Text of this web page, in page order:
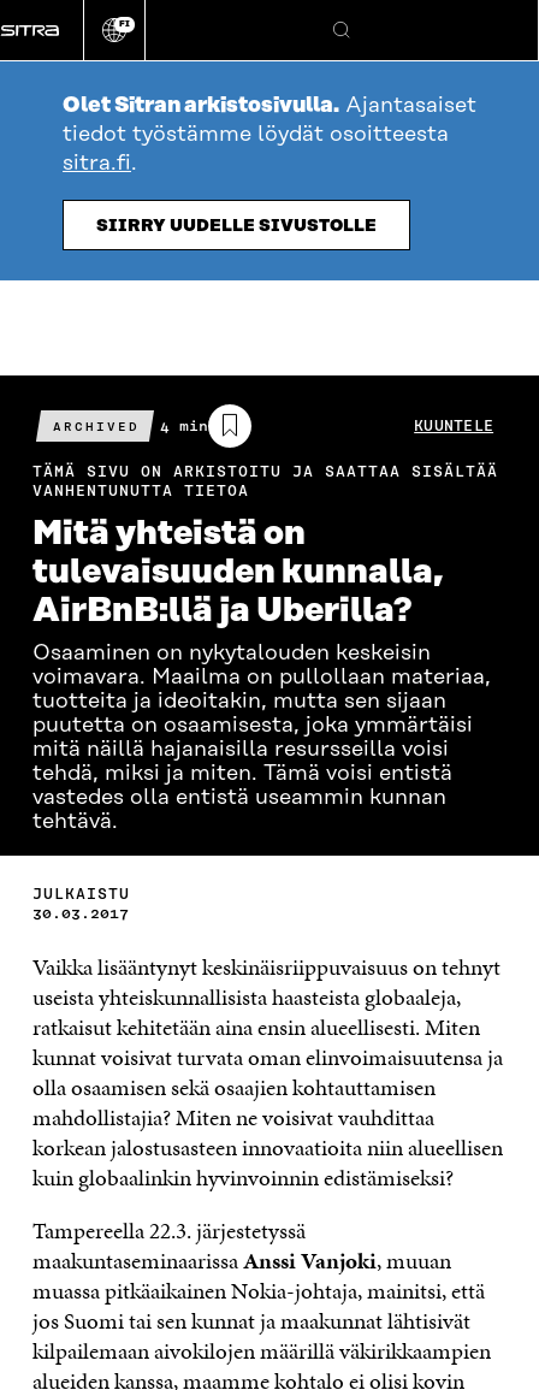
suoraan
sisältöön
Vaihda
kieli
FI
Hae
Olet Sitran arkistosivulla. Ajantasaiset
tiedot työstämme löydät osoitteesta
sitra.fi.
SIIRRY UUDELLE SIVUSTOLLE
ARCHIVED
Arvioitu
lukuaika
4 min KUUNTELE
TÄMÄ SIVU ON ARKISTOITU JA SAATTAA SISÄLTÄÄ
VANHENTUNUTTA TIETOA
Mitä yhteistä on
tulevaisuuden kunnalla,
AirBnB:llä ja Uberilla?
Osaaminen on nykytalouden keskeisin
voimavara. Maailma on pullollaan materiaa,
tuotteita ja ideoitakin, mutta sen sijaan
puutetta on osaamisesta, joka ymmärtäisi
mitä näillä hajanaisilla resursseilla voisi
tehdä, miksi ja miten. Tämä voisi entistä
vastedes olla entistä useammin kunnan
tehtävä.
JULKAISTU
30.03.2017
Vaikka lisääntynyt keskinäisriippuvaisuus on tehnyt
useista yhteiskunnallisista haasteista globaaleja,
ratkaisut kehitetään aina ensin alueellisesti. Miten
kunnat voisivat turvata oman elinvoimaisuutensa ja
olla osaamisen sekä osaajien kohtauttamisen
mahdollistajia? Miten ne voisivat vauhdittaa
korkean jalostusasteen innovaatioita niin alueellisen
kuin globaalinkin hyvinvoinnin edistämiseksi?
Tampereella 22.3. järjestetyssä
maakuntaseminaarissaAnssi Vanjoki, muuan
muassa pitkäaikainen Nokia-johtaja, mainitsi, että
jos Suomi tai sen kunnat ja maakunnat lähtisivät
kilpailemaan aivokilojen määrillä väkirikkaampien
alueiden kanssa, maamme kohtalo ei olisi kovin